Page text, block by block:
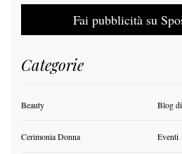
Fai pubblicità su
Categorie
Beauty Blog
Cerimonia Donna Eventi